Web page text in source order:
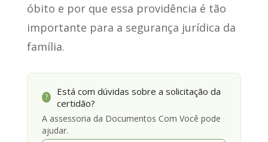
óbito e por que essa providência é tão
importante para a segurança jurídica da
família.
?
Está com dúvidas sobre a solicitação da
certidão?
A assessoria da Documentos Com Você pode
ajudar.